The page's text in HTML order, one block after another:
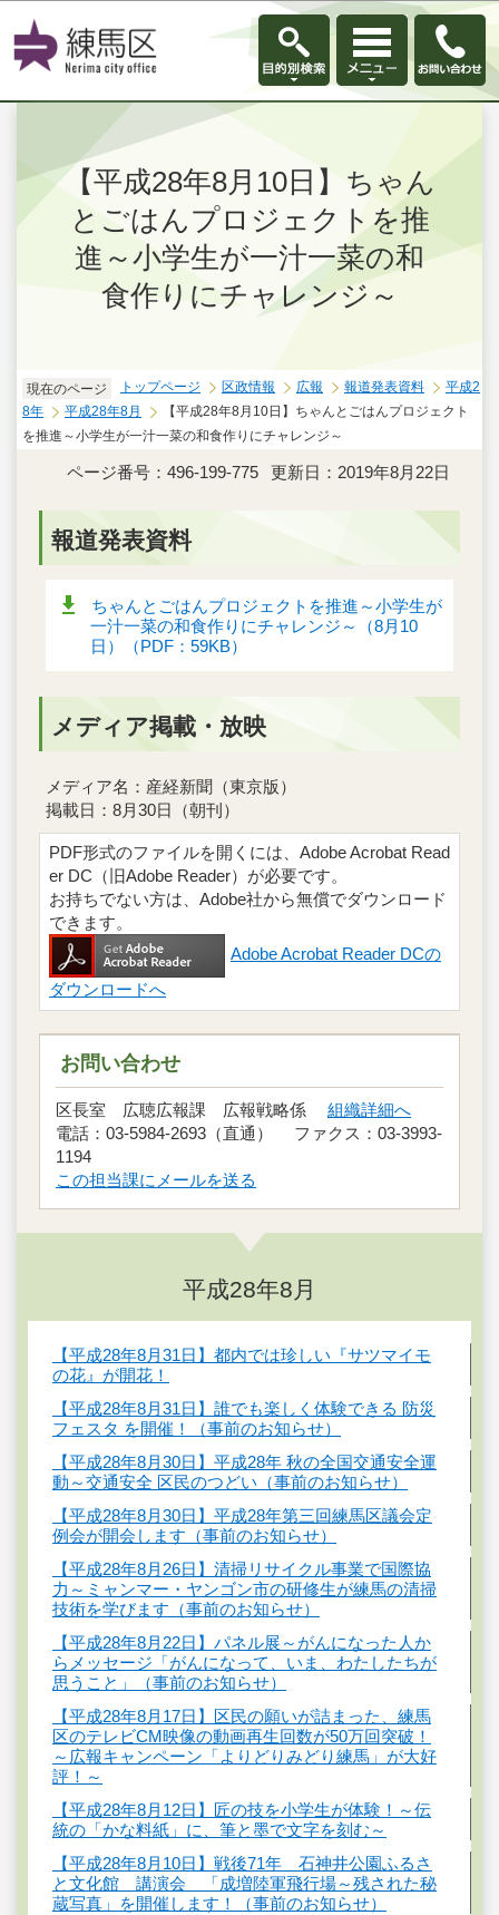
このページの本文へ移動
【平成28年8月10日】ちゃん
とごはんプロジェクトを推
進～小学生が一汁一菜の和
食作りにチャレンジ～
現在のページ トップページ 区政情報 広報 報道発表資料
平成2
8年
平成28年8月
【平成28年8月10日】ちゃんとごはんプロジェクト
を推進～小学生が一汁一菜の和食作りにチャレンジ～
ページ番号：496-199-775 更新日：2019年8月22日
報道発表資料
ちゃんとごはんプロジェクトを推進～小学生が
一汁一菜の和食作りにチャレンジ～（8月10
日）（PDF：59KB）
メディア掲載・放映
メディア名：産経新聞（東京版）
掲載日：8月30日（朝刊）
PDF形式のファイルを開くには、Adobe Acrobat Read
er DC（旧Adobe Reader）が必要です。
お持ちでない方は、Adobe社から無償でダウンロード
できます。
Adobe Acrobat Reader DCの
ダウンロードへ
お問い合わせ
区長室 広聴広報課 広報戦略係 組織詳細へ
電話：03-5984-2693（直通） ファクス：03-3993-
1194
この担当課にメールを送る
平成28年8月
【平成28年8月31日】都内では珍しい『サツマイモ
の花』が開花！
【平成28年8月31日】誰でも楽しく体験できる 防災
フェスタ を開催！（事前のお知らせ）
【平成28年8月30日】平成28年 秋の全国交通安全運
動～交通安全 区民のつどい（事前のお知らせ）
【平成28年8月30日】平成28年第三回練馬区議会定
例会が開会します（事前のお知らせ）
【平成28年8月26日】清掃リサイクル事業で国際協
力～ミャンマー・ヤンゴン市の研修生が練馬の清掃
技術を学びます（事前のお知らせ）
【平成28年8月22日】パネル展～がんになった人か
らメッセージ「がんになって、いま、わたしたちが
思うこと」（事前のお知らせ）
【平成28年8月17日】区民の願いが詰まった、練馬
区のテレビCM映像の動画再生回数が50万回突破！
～広報キャンペーン「よりどりみどり練馬」が大好
評！～
【平成28年8月12日】匠の技を小学生が体験！～伝
統の「かな料紙」に、筆と墨で文字を刻む～
【平成28年8月10日】戦後71年 石神井公園ふるさ
と文化館 講演会 「成増陸軍飛行場～残された秘
蔵写真」を開催します！（事前のお知らせ）